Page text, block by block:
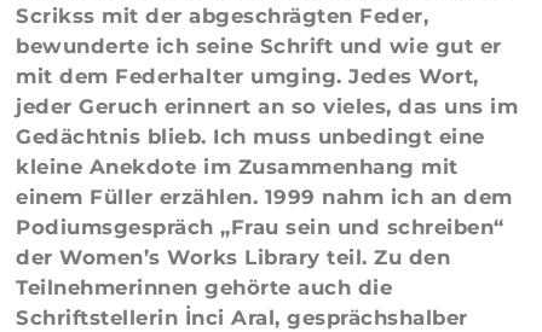
Scrikss mit der abgeschrägten Feder,
bewunderte ich seine Schrift und wie gut er
mit dem Federhalter umging. Jedes Wort,
jeder Geruch erinnert an so vieles, das uns im
Gedächtnis blieb. Ich muss unbedingt eine
kleine Anekdote im Zusammenhang mit
einem Füller erzählen. 1999 nahm ich an dem
Podiumsgespräch „Frau sein und schreiben“
der Women’s Works Library teil. Zu den
Teilnehmerinnen gehörte auch die
Schriftstellerin İnci Aral, gesprächshalber